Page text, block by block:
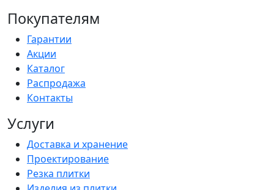
Покупателям
Гарантии
Акции
Каталог
Распродажа
Контакты
Услуги
Доставка и хранение
Проектирование
Резка плитки